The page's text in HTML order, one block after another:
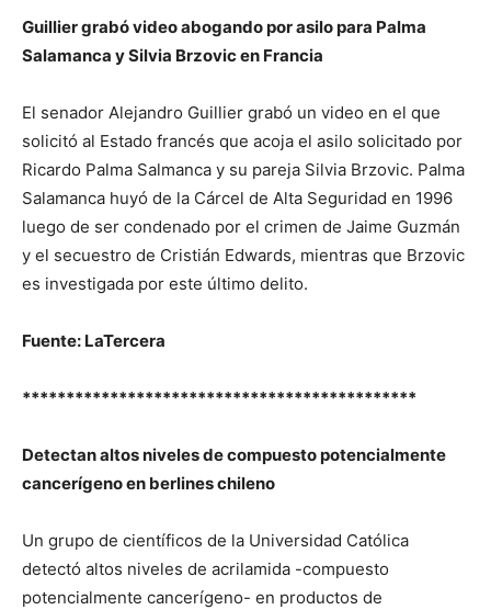
Guillier grabó video abogando por asilo para Palma
Salamanca y Silvia Brzovic en Francia
El senador Alejandro Guillier grabó un video en el que
solicitó al Estado francés que acoja el asilo solicitado por
Ricardo Palma Salmanca y su pareja Silvia Brzovic. Palma
Salamanca huyó de la Cárcel de Alta Seguridad en 1996
luego de ser condenado por el crimen de Jaime Guzmán
y el secuestro de Cristián Edwards, mientras que Brzovic
es investigada por este último delito.
Fuente: LaTercera
*********************************************
Detectan altos niveles de compuesto potencialmente
cancerígeno en berlines chileno
Un grupo de científicos de la Universidad Católica
detectó altos niveles de acrilamida -compuesto
potencialmente cancerígeno- en productos de